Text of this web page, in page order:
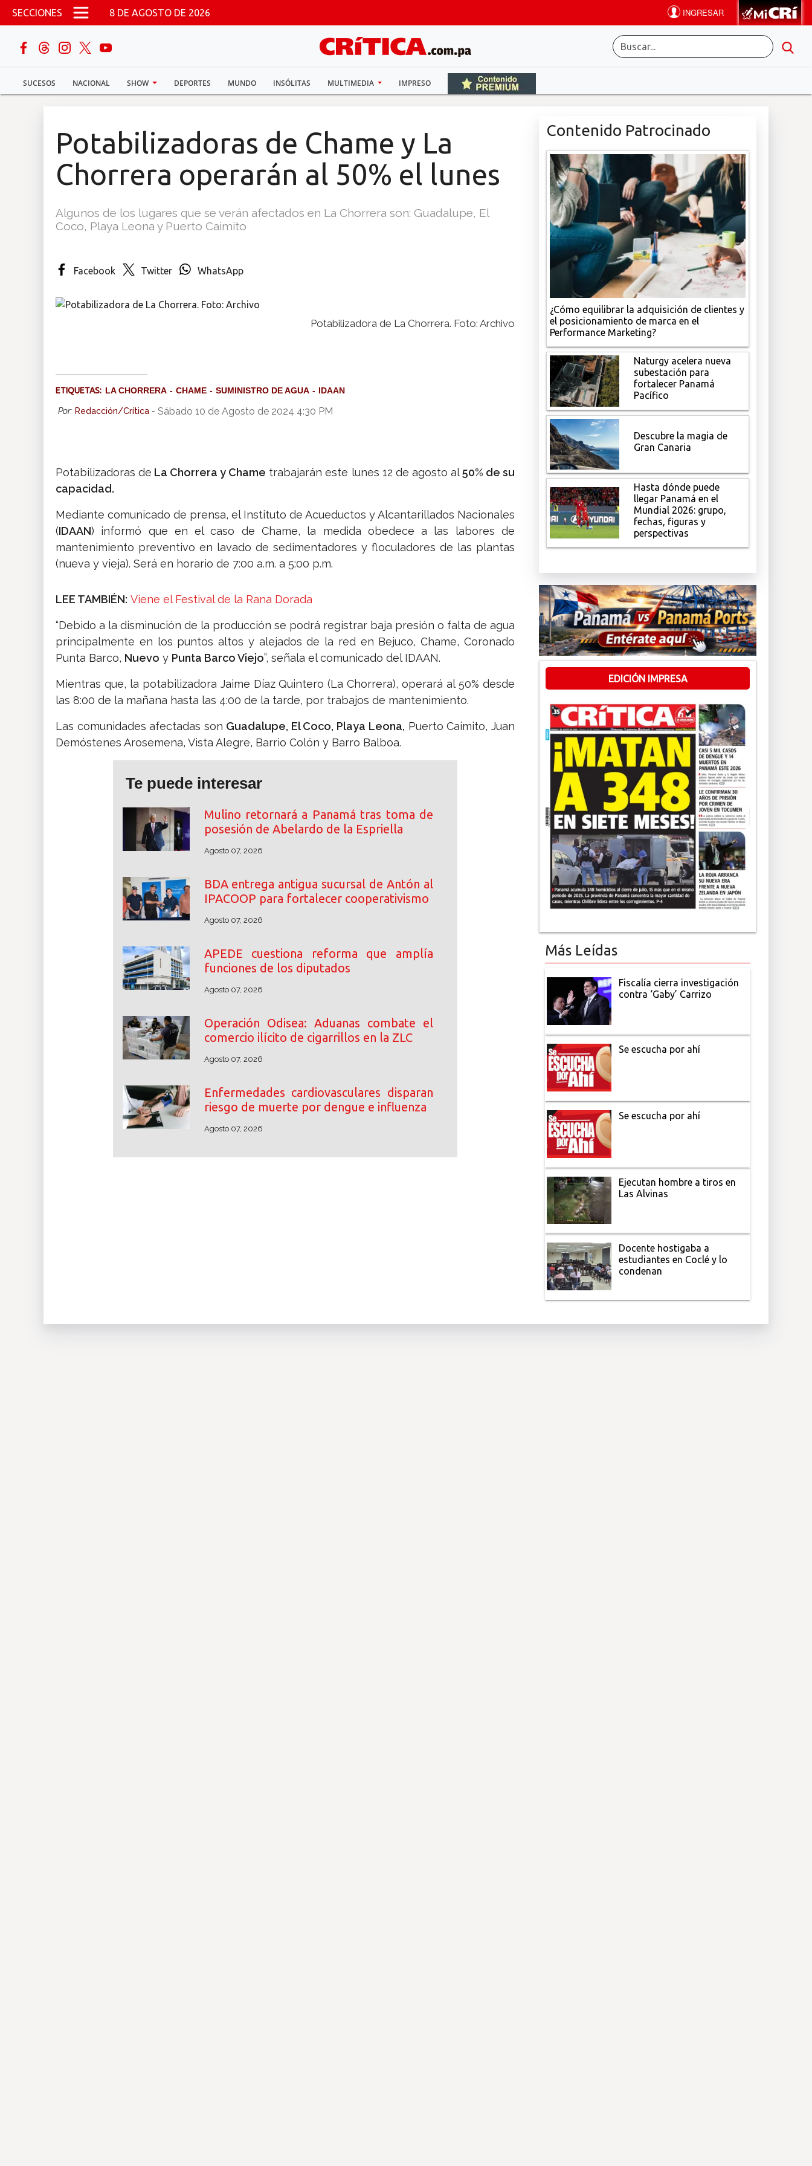
Pasar al contenido principal
SECCIONES 8 DE AGOSTO DE 2026
SUCESOS NACIONAL SHOW DEPORTES MUNDO INSÓLITAS MULTIMEDIA IMPRESO
buscar
Sucesos
Potabilizadoras de Chame y La
Chorrera operarán al 50% el lunes
Algunos de los lugares que se verán afectados en La Chorrera son: Guadalupe, El
Coco, Playa Leona y Puerto Caimito
Facebook Twitter WhatsApp
Potabilizadora de La Chorrera. Foto: Archivo
ETIQUETAS: LA CHORRERA CHAME SUMINISTRO DE AGUA IDAAN
Por: Redacción/Crítica - Sábado 10 de Agosto de 2024 4:30 PM
Potabilizadoras de La Chorrera y Chame trabajarán este lunes 12 de agosto al50% de su
capacidad.
Mediante comunicado de prensa, el Instituto de Acueductos y Alcantarillados Nacionales
(IDAAN) informó que en el caso de Chame, la medida obedece a las labores de
mantenimiento preventivo en lavado de sedimentadores y floculadores de las plantas
(nueva y vieja). Será en horario de 7:00 a.m. a 5:00 p.m.
LEE TAMBIÉN: Viene el Festival de la Rana Dorada
“Debido a la disminución de la producción se podrá registrar baja presión o falta de agua
principalmente en los puntos altos y alejados de la red en Bejuco, Chame, Coronado
Punta Barco, Nuevo y Punta Barco Viejo”, señala el comunicado del IDAAN.
Mientras que, la potabilizadora Jaime Díaz Quintero (La Chorrera), operará al 50% desde
las 8:00 de la mañana hasta las 4:00 de la tarde, por trabajos de mantenimiento.
Las comunidades afectadas son Guadalupe, El Coco, Playa Leona, Puerto Caimito, Juan
Demóstenes Arosemena, Vista Alegre, Barrio Colón y Barro Balboa.
Te puede interesar
Mulino retornará a Panamá tras toma de
posesión de Abelardo de la Espriella
Agosto 07, 2026
BDA entrega antigua sucursal de Antón al
IPACOOP para fortalecer cooperativismo
Agosto 07, 2026
APEDE cuestiona reforma que amplía
funciones de los diputados
Agosto 07, 2026
Operación Odisea: Aduanas combate el
comercio ilícito de cigarrillos en la ZLC
Agosto 07, 2026
Enfermedades cardiovasculares disparan
riesgo de muerte por dengue e influenza
Agosto 07, 2026
Contenido Patrocinado
¿Cómo equilibrar la adquisición de clientes y
el posicionamiento de marca en el
Performance Marketing?
Naturgy acelera nueva
subestación para
fortalecer Panamá
Pacífico
Descubre la magia de
Gran Canaria
Hasta dónde puede
llegar Panamá en el
Mundial 2026: grupo,
fechas, figuras y
perspectivas
EDICIÓN IMPRESA
Más Leídas
Fiscalía cierra investigación
contra ‘Gaby’ Carrizo
Se escucha por ahí
Se escucha por ahí
Ejecutan hombre a tiros en
Las Alvinas
Docente hostigaba a
estudiantes en Coclé y lo
condenan